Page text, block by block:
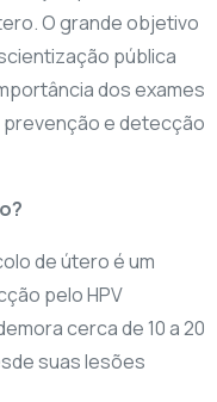
O grande objetivo
pública
dos exames
e detecção
de útero é um
pelo HPV
cerca de 10 a 20
suas lesões